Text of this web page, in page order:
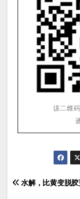
文水解，比黄变脱